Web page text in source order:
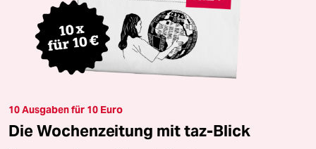
10 Ausgaben für 10 Euro
Die Wochenzeitung mit taz-Blick